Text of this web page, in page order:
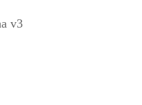
v3